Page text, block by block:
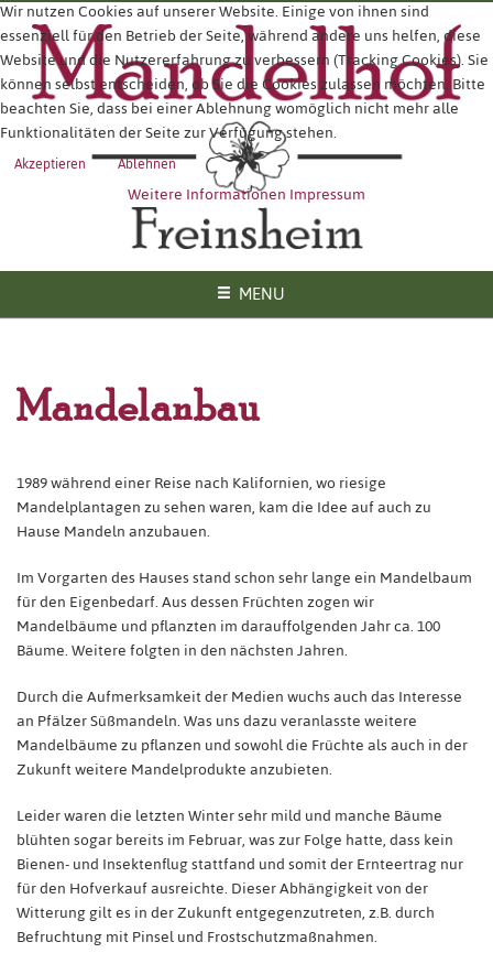
MENU
Mandelanbau
1989 während einer Reise nach Kalifornien, wo riesige
Mandelplantagen zu sehen waren, kam die Idee auf auch zu
Hause Mandeln anzubauen.
Im Vorgarten des Hauses stand schon sehr lange ein Mandelbaum
für den Eigenbedarf. Aus dessen Früchten zogen wir
Mandelbäume und pflanzten im darauffolgenden Jahr ca. 100
Bäume. Weitere folgten in den nächsten Jahren.
Durch die Aufmerksamkeit der Medien wuchs auch das Interesse
an Pfälzer Süßmandeln. Was uns dazu veranlasste weitere
Mandelbäume zu pflanzen und sowohl die Früchte als auch in der
Zukunft weitere Mandelprodukte anzubieten.
Leider waren die letzten Winter sehr mild und manche Bäume
blühten sogar bereits im Februar, was zur Folge hatte, dass kein
Bienen- und Insektenflug stattfand und somit der Ernteertrag nur
für den Hofverkauf ausreichte. Dieser Abhängigkeit von der
Witterung gilt es in der Zukunft entgegenzutreten, z.B. durch
Befruchtung mit Pinsel und Frostschutzmaßnahmen.
Wir nutzen Cookies auf unserer Website. Einige von ihnen sind
essenziell für den Betrieb der Seite, während andere uns helfen, diese
Website und die Nutzererfahrung zu verbessern (Tracking Cookies). Sie
können selbst entscheiden, ob Sie die Cookies zulassen möchten. Bitte
beachten Sie, dass bei einer Ablehnung womöglich nicht mehr alle
Funktionalitäten der Seite zur Verfügung stehen.
Akzeptieren Ablehnen
Weitere InformationenImpressum